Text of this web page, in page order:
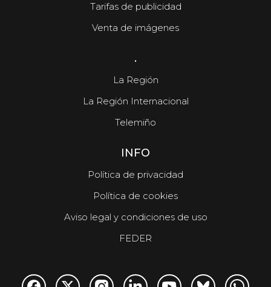
Tarifas de publicidad
Venta de imágenes
.
La Región
La Región Internacional
Telemiño
INFO
Política de privacidad
Política de cookies
Aviso legal y condiciones de uso
FEDER